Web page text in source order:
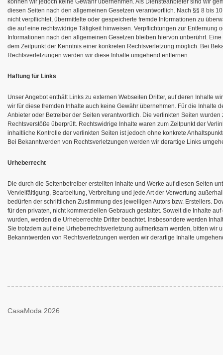
können wir jedoch keine Gewähr übernehmen. Als Diensteanbieter sind wir
diesen Seiten nach den allgemeinen Gesetzen verantwortlich. Nach §§ 8 bis
nicht verpflichtet, übermittelte oder gespeicherte fremde Informationen zu
die auf eine rechtswidrige Tätigkeit hinweisen. Verpflichtungen zur Entfernung
Informationen nach den allgemeinen Gesetzen bleiben hiervon unberührt.
dem Zeitpunkt der Kenntnis einer konkreten Rechtsverletzung möglich. Bei
Rechtsverletzungen werden wir diese Inhalte umgehend entfernen.
Haftung für Links
Unser Angebot enthält Links zu externen Webseiten Dritter, auf deren Inhalte
wir für diese fremden Inhalte auch keine Gewähr übernehmen. Für die Inhalte
Anbieter oder Betreiber der Seiten verantwortlich. Die verlinkten Seiten
Rechtsverstöße überprüft. Rechtswidrige Inhalte waren zum Zeitpunkt der
inhaltliche Kontrolle der verlinkten Seiten ist jedoch ohne konkrete
Bei Bekanntwerden von Rechtsverletzungen werden wir derartige Links
Urheberrecht
Die durch die Seitenbetreiber erstellten Inhalte und Werke auf diesen Seiten
Vervielfältigung, Bearbeitung, Verbreitung und jede Art der Verwertung
bedürfen der schriftlichen Zustimmung des jeweiligen Autors bzw. Erstellers.
für den privaten, nicht kommerziellen Gebrauch gestattet. Soweit die Inhalte
wurden, werden die Urheberrechte Dritter beachtet. Insbesondere werden
Sie trotzdem auf eine Urheberrechtsverletzung aufmerksam werden, bitten wir
Bekanntwerden von Rechtsverletzungen werden wir derartige Inhalte
CasaModa 2026